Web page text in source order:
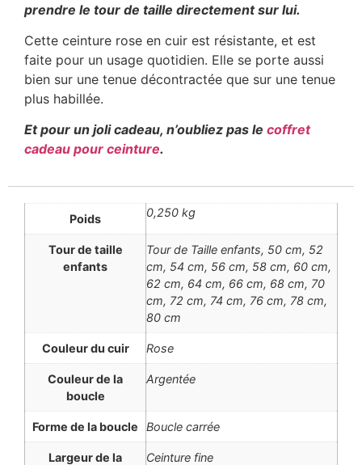
prendre le tour de taille directement sur lui.
Cette ceinture rose en cuir est résistante, et est
faite pour un usage quotidien. Elle se porte aussi
bien sur une tenue décontractée que sur une tenue
plus habillée.
Et pour un joli cadeau, n’oubliez pas le coffret
cadeau pour ceinture.
Poids 0,250 kg
Tour de taille
enfants
Tour de Taille enfants, 50 cm, 52
cm, 54 cm, 56 cm, 58 cm, 60 cm,
62 cm, 64 cm, 66 cm, 68 cm, 70
cm, 72 cm, 74 cm, 76 cm, 78 cm,
80 cm
Couleur du cuir Rose
Couleur de la
boucle
Argentée
Forme de la boucle Boucle carrée
Largeur de la
Ceinture fine